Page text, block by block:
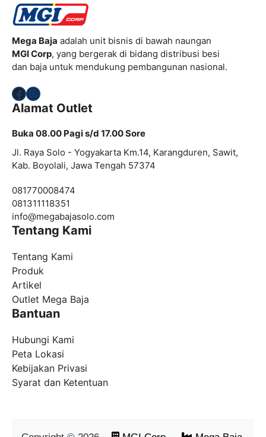
Mega Baja adalah unit bisnis di bawah naungan
MGI Corp, yang bergerak di bidang distribusi besi
dan baja untuk mendukung pembangunan nasional.
Facebook
Instagram
Alamat Outlet
Buka 08.00 Pagi s/d 17.00 Sore
Jl. Raya Solo - Yogyakarta Km.14, Karangduren, Sawit,
Kab. Boyolali, Jawa Tengah 57374
081770008474
081311118351
info@megabajasolo.com
Tentang Kami
Tentang Kami
Produk
Artikel
Outlet Mega Baja
Bantuan
Hubungi Kami
Peta Lokasi
Kebijakan Privasi
Syarat dan Ketentuan